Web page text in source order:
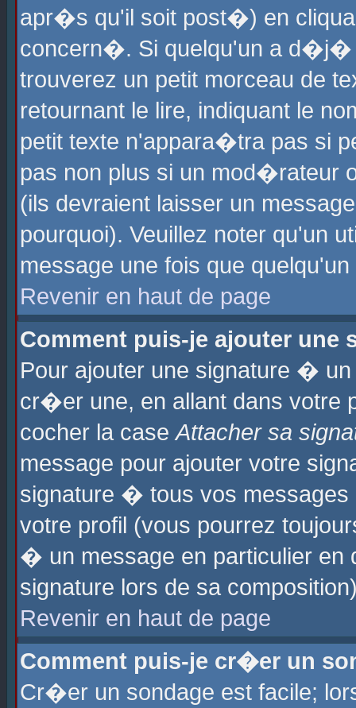
apr�s qu'il soit post�) en
concern�. Si quelqu'un a
trouverez un petit morceau de
retournant le lire, indiquant le
petit texte n'appara�tra pas si
pas non plus si un mod�rateur
(ils devraient laisser un
pourquoi). Veuillez noter qu'un
message une fois que
Revenir en haut de page
Comment puis-je ajouter une
Pour ajouter une signature �
cr�er une, en allant dans
cocher la caseAttacher sa
message pour ajouter votre
signature � tous vos
votre profil (vous pourrez
� un message en particulier
signature lors de sa
Revenir en haut de page
Comment puis-je cr�er un
Cr�er un sondage est facile;